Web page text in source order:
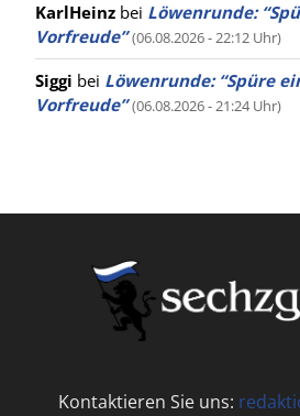
KarlHeinz bei Löwenrunde:
Vorfreude” (06.08.2026 - 22:12 Uhr)
Siggi bei Löwenrunde: “Spüre
Vorfreude” (06.08.2026 - 21:24 Uhr)
Kontaktieren Sie uns: